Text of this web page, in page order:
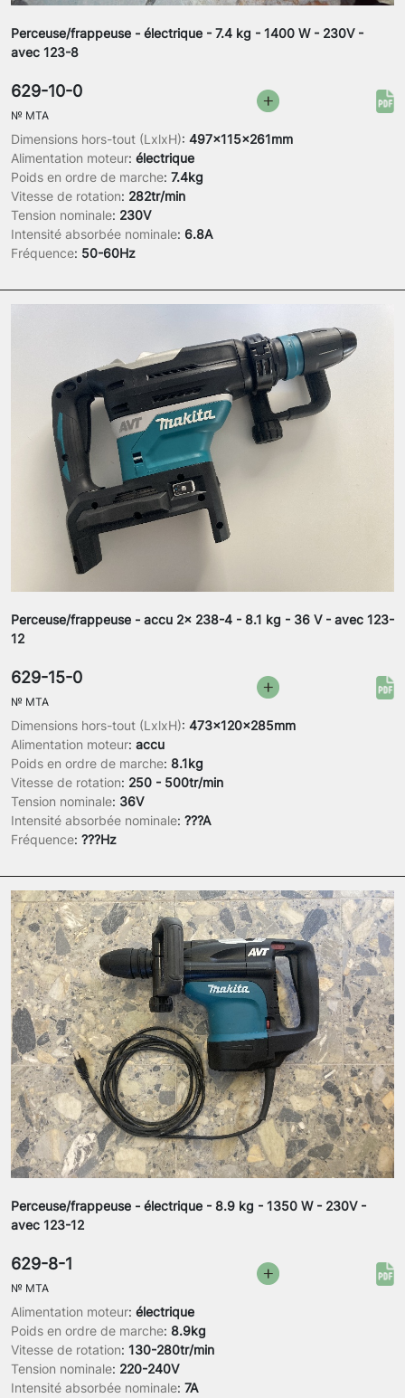
Perceuse/frappeuse - électrique - 7.4 kg - 1400 W - 230V -
avec 123-8
Dimensions hors-tout (LxlxH): 497x115x261mm
Alimentation moteur: électrique
Poids en ordre de marche: 7.4kg
Vitesse de rotation: 282tr/min
Tension nominale: 230V
Intensité absorbée nominale: 6.8A
Fréquence: 50-60Hz
629-10-0
№ MTA
Perceuse/frappeuse - accu 2x 238-4 - 8.1 kg - 36 V - avec 123-
12
Dimensions hors-tout (LxlxH): 473x120x285mm
Alimentation moteur: accu
Poids en ordre de marche: 8.1kg
Vitesse de rotation: 250 - 500tr/min
Tension nominale: 36V
Intensité absorbée nominale: ???A
Fréquence: ???Hz
629-15-0
№ MTA
Perceuse/frappeuse - électrique - 8.9 kg - 1350 W - 230V -
avec 123-12
Alimentation moteur: électrique
Poids en ordre de marche: 8.9kg
Vitesse de rotation: 130-280tr/min
Tension nominale: 220-240V
Intensité absorbée nominale: 7A
629-8-1
№ MTA